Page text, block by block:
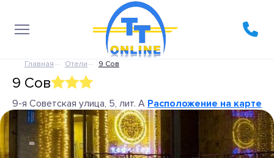
Главная Отели 9 Сов
9 Сов
9-я Советская улица, 5, лит. А Расположение на карте